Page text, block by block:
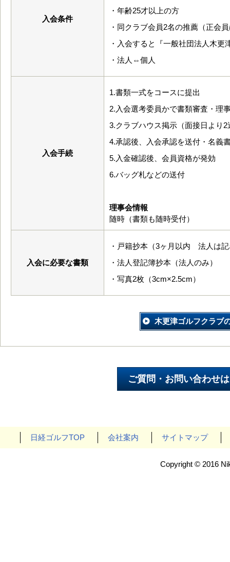
入会条件
・年齢25才以上の方
・同クラブ会員2名の推薦（正会
・入会すると『一般社団法人木
・法人⇔個人
入会手続
1.書類一式をコースに提出
2.入会選考委員かで書類審査・理
3.クラブハウス掲示（面接日より2
4.承認後、入会承認を送付・名義
5.入金確認後、会員資格が発効
6.バッグ札などの送付
理事会情報
随時（書類も随時受付）
入会に必要な書類
・戸籍抄本（3ヶ月以内 法人は
・法人登記簿抄本（法人のみ）
・写真2枚（3cm×2.5cm）
木更津ゴルフクラブ
日経ゴルフTOP 会社案内 サイトマップ
Copyright © 2016